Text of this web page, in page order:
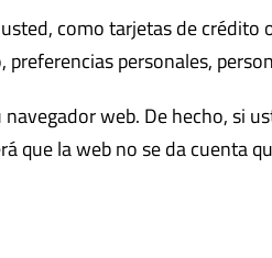
como tarjetas de
personales,
web. De hecho, si
que la web no se da cuenta